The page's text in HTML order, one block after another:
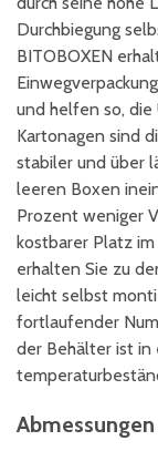
Durchbiegung
BITOBOXEN
und helfen so, die
Kartonagen sind
stabiler und über
leeren Boxen
Prozent weniger
kostbarer Platz
erhalten Sie zu
leicht selbst
fortlaufender
der Behälter ist in
Abmessungen